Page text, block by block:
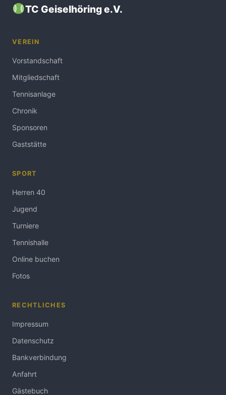
TC Geiselhöring e.V.
VEREIN
Vorstandschaft
Mitgliedschaft
Tennisanlage
Chronik
Sponsoren
Gaststätte
SPORT
Herren 40
Jugend
Turniere
Tennishalle
Online buchen
Fotos
RECHTLICHES
Impressum
Datenschutz
Bankverbindung
Anfahrt
Gästebuch